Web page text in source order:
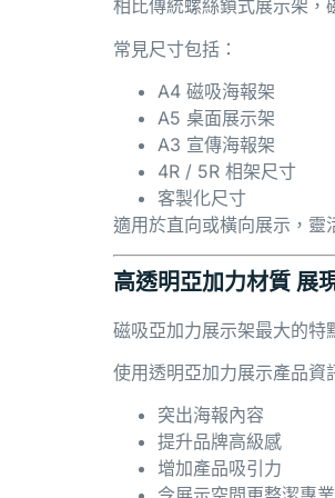
相比傳統螺絲鎖式展示架，
常見尺寸包括：
A4 磁吸海報架
A5 桌面展示架
A3 宣傳海報架
4R / 5R 相架尺寸
客製化尺寸
適用於直向或橫向展示，靈
高透明亞加力材質 展
磁吸亞加力展示架最大的
使用透明亞加力展示產品資
突出海報內容
提升品牌高級感
增加產品吸引力